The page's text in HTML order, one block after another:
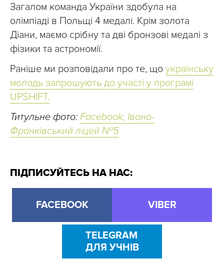
Загалом команда України здобула на
олімпіаді в Польщі 4 медалі. Крім золота
Діани, маємо срібну та дві бронзові медалі з
фізики та астрономії.
Раніше ми розповідали про те, що українську
молодь запрошують до участі у програмі
UPSHIFT.
Титульне фото: Facebook, Івано-
Франківський ліцей №5
ПІДПИСУЙТЕСЬ НА НАС:
FACEBOOK VIBER
TELEGRAM
ДЛЯ УЧНІВ